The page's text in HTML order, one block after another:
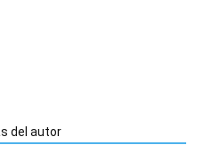
del autor